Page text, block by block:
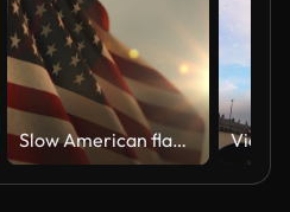
Slow American flag at sunset during Memorial Day in the United States